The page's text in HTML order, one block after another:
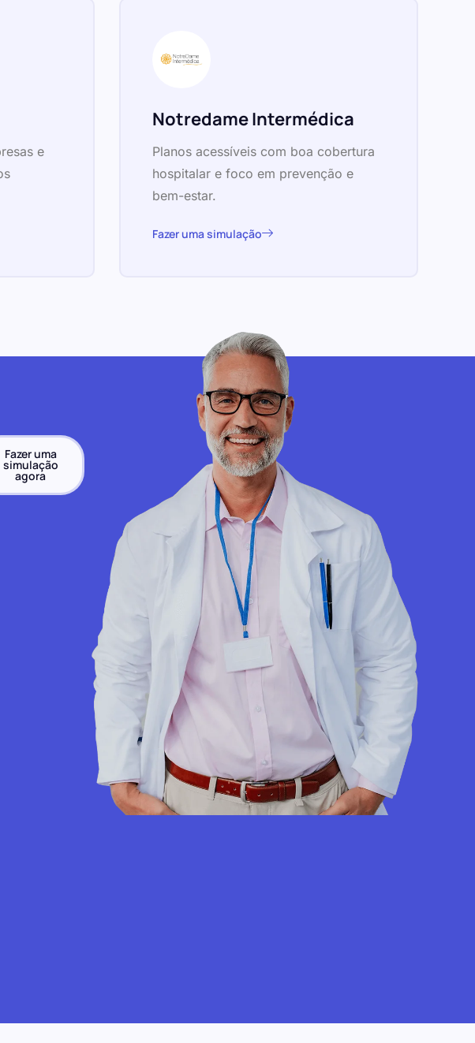
e
Notredame Intermédica
Planos acessíveis com boa cobertura
hospitalar e foco em prevenção e
bem-estar.
Fazer uma simulação
Fazer uma
simulação
agora